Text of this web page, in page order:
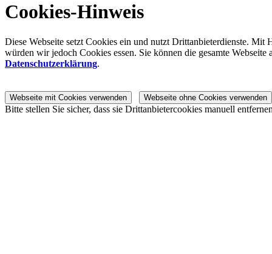
Cookies-Hinweis
Diese Webseite setzt Cookies ein und nutzt Drittanbieterdienste.
würden wir jedoch Cookies essen. Sie können die gesamte
Datenschutzerklärung.
Webseite mit Cookies verwenden Webseite ohne Cookies verwenden
Bitte stellen Sie sicher, dass sie Drittanbietercookies manuell